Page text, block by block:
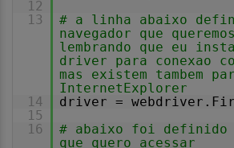
12
13
# a linha abaixo
navegador que
lembrando que eu
driver para conexao
mas existem tambem
InternetExplorer
14
driver =
15
16
# abaixo foi
que quero acessar